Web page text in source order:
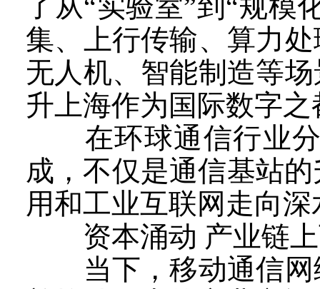
了从“实验室”到“规模
集、上行传输、算力
无人机、智能制造等
升上海作为国际数字
在环球通信行业分
成，不仅是通信基站
用和工业互联网走向
资本涌动 产业链上
当下，移动通信网